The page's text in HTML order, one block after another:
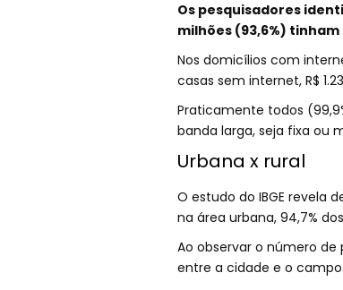
Os pesquisadores
milhões (93,6%) tinham
Nos domicílios com
casas sem internet, R$
Praticamente todos
banda larga, seja fixa ou
Urbana x rural
O estudo do IBGE revela
na área urbana, 94,7%
Ao observar o número
entre a cidade e o campo.